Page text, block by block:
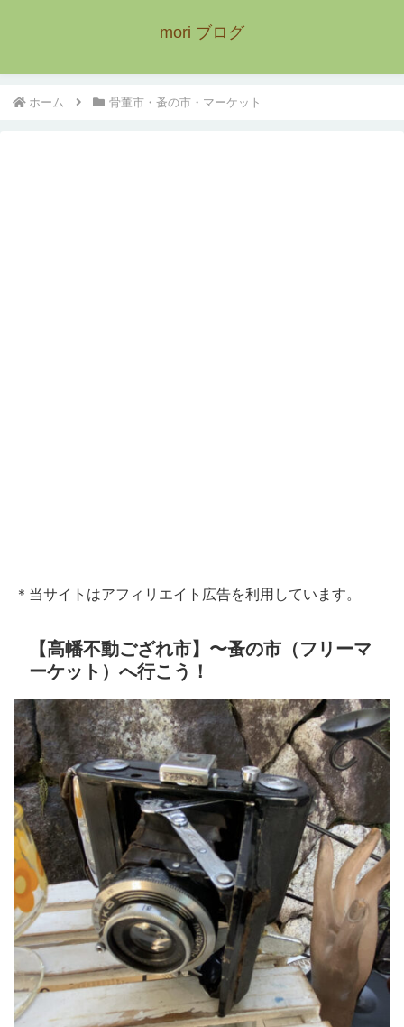
mori ブログ
ホーム 骨董市・蚤の市・マーケット
＊当サイトはアフィリエイト広告を利用しています。
【高幡不動ござれ市】〜蚤の市（フリーマ
ーケット）へ行こう！